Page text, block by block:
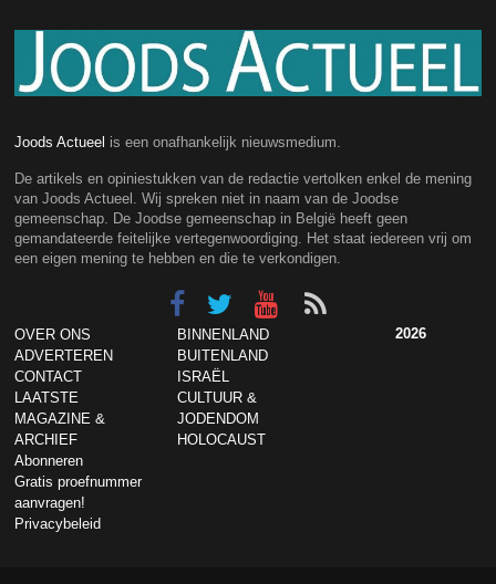
Joods Actueel is een onafhankelijk nieuwsmedium.
De artikels en opiniestukken van de redactie vertolken enkel de mening
van Joods Actueel. Wij spreken niet in naam van de Joodse
gemeenschap. De Joodse gemeenschap in België heeft geen
gemandateerde feitelijke vertegenwoordiging. Het staat iedereen vrij om
een eigen mening te hebben en die te verkondigen.
OVER ONS
ADVERTEREN
CONTACT
LAATSTE
MAGAZINE &
ARCHIEF
Abonneren
Gratis proefnummer
aanvragen!
Privacybeleid
BINNENLAND
BUITENLAND
ISRAËL
CULTUUR &
JODENDOM
HOLOCAUST
2026